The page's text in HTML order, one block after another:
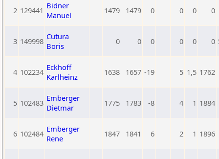
2 129441 Bidner
Manuel
1479 1479 0 0 0 0
3 149998 Cutura
Boris
0 0 0 0 0 0
4 102234 Eckhoff
Karlheinz
1638 1657 -19 5 1,5 1762
5 102483 Emberger
Dietmar
1775 1783 -8 4 1 1884
6 102484 Emberger
Rene
1847 1841 6 2 1 1896